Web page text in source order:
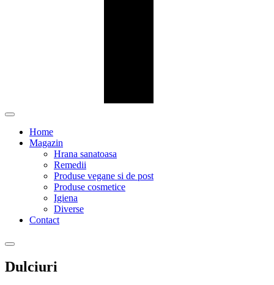
Home
Magazin
Hrana sanatoasa
Remedii
Produse vegane si de post
Produse cosmetice
Igiena
Diverse
Contact
Dulciuri